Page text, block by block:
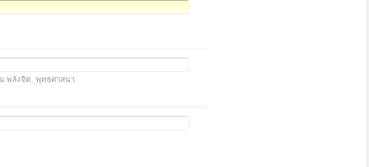
แยกชื่อด้วยเครื่องหมายจุลภาค เช่น พลังจิต, พุทธศาสนา